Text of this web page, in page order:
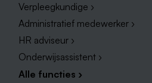
Verpleegkundige ›
Administratief medewerker ›
HR adviseur ›
Onderwijsassistent ›
Alle functies ›